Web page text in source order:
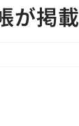
が掲載